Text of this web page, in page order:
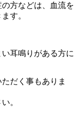
方などは、血流を
す。
耳鳴りがある方に
だく事もありま
。